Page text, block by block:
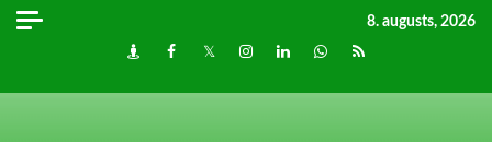
Skip
8. augusts, 2026
DraugiemFacebook
TwitterInstagram
LinkedInwhatsapp
RSS